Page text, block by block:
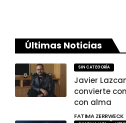
Últimas Noticias
SIN CATEGORÍA
Javier
convierte
con alma
FATIMA ZERRWECK